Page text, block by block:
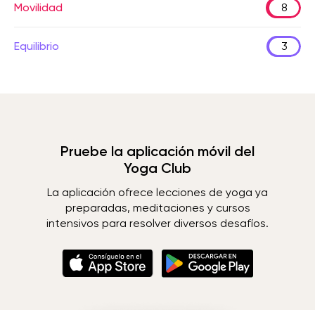
Movilidad 8
Equilibrio 3
Pruebe la aplicación móvil del
Yoga Club
La aplicación ofrece lecciones de yoga ya
preparadas, meditaciones y cursos
intensivos para resolver diversos desafíos.